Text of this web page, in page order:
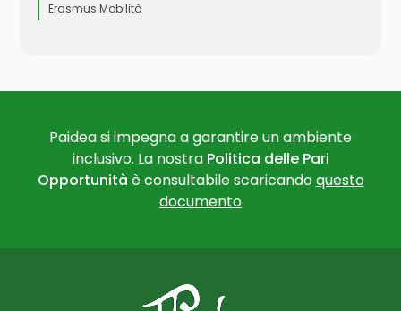
Erasmus Mobilità
Paidea si impegna a garantire un ambiente
inclusivo. La nostra Politica delle Pari
Opportunità è consultabile scaricandoquesto
documento